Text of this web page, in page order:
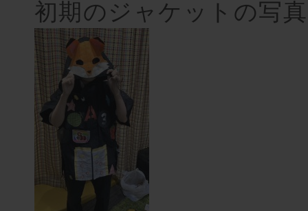
初期のジャケットの写